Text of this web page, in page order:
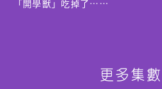
「開學獸」吃掉了⋯⋯
事，上集講到波波到不同學校探險
遊，一直玩到放學回家，波波急不
更多集數